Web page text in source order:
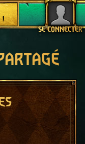
SE CONNECTER
!